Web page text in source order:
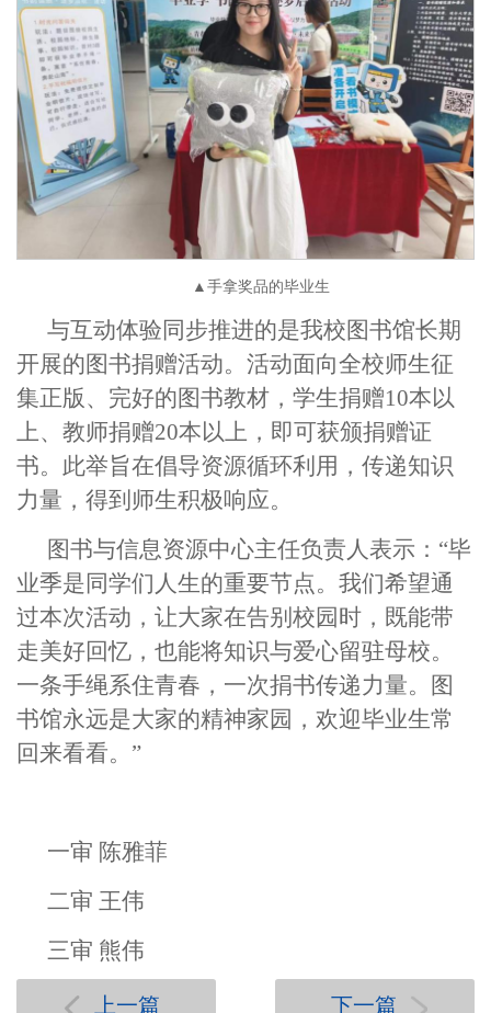
▲手拿奖品的毕业生
与互动体验同步推进的是我校图书馆长期
开展的图书捐赠活动。活动面向全校师生征
集正版、完好的图书教材，学生捐赠10本以
上、教师捐赠20本以上，即可获颁捐赠证
书。此举旨在倡导资源循环利用，传递知识
力量，得到师生积极响应。
图书与信息资源中心主任负责人表示：“毕
业季是同学们人生的重要节点。我们希望通
过本次活动，让大家在告别校园时，既能带
走美好回忆，也能将知识与爱心留驻母校。
一条手绳系住青春，一次捐书传递力量。图
书馆永远是大家的精神家园，欢迎毕业生常
回来看看。”
一审 陈雅菲
二审 王伟
三审 熊伟
上一篇 下一篇